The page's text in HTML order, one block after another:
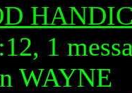
1
WAYNE